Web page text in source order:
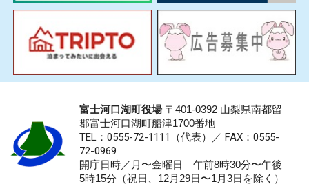
富士河口湖町役場〒401-0392 山梨県南都留
郡富士河口湖町船津1700番地
TEL：0555-72-1111 （代表）／ FAX：0555-
72-0969
開庁日時／月〜金曜日 午前8時30分〜午後
5時15分（祝日、12月29日〜1月3日を除く）